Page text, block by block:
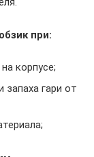
при:
корпусе;
запаха гари от